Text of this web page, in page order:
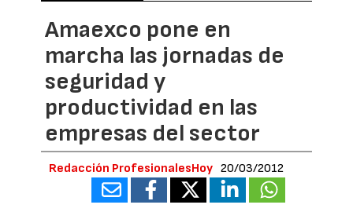
Amaexco pone en
marcha las jornadas de
seguridad y
productividad en las
empresas del sector
Redacción ProfesionalesHoy 20/03/2012